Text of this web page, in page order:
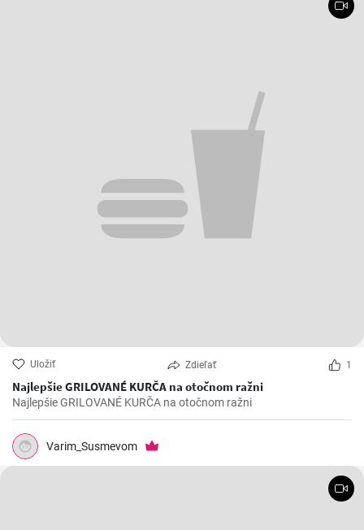
Uložiť Zdieľať 1
Najlepšie GRILOVANÉ KURČA na otočnom ražni
Najlepšie GRILOVANÉ KURČA na otočnom ražni
Varim_Susmevom